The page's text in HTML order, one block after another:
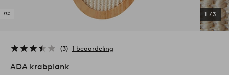
1 /3
3 1 beoordeling
ADA krabplank